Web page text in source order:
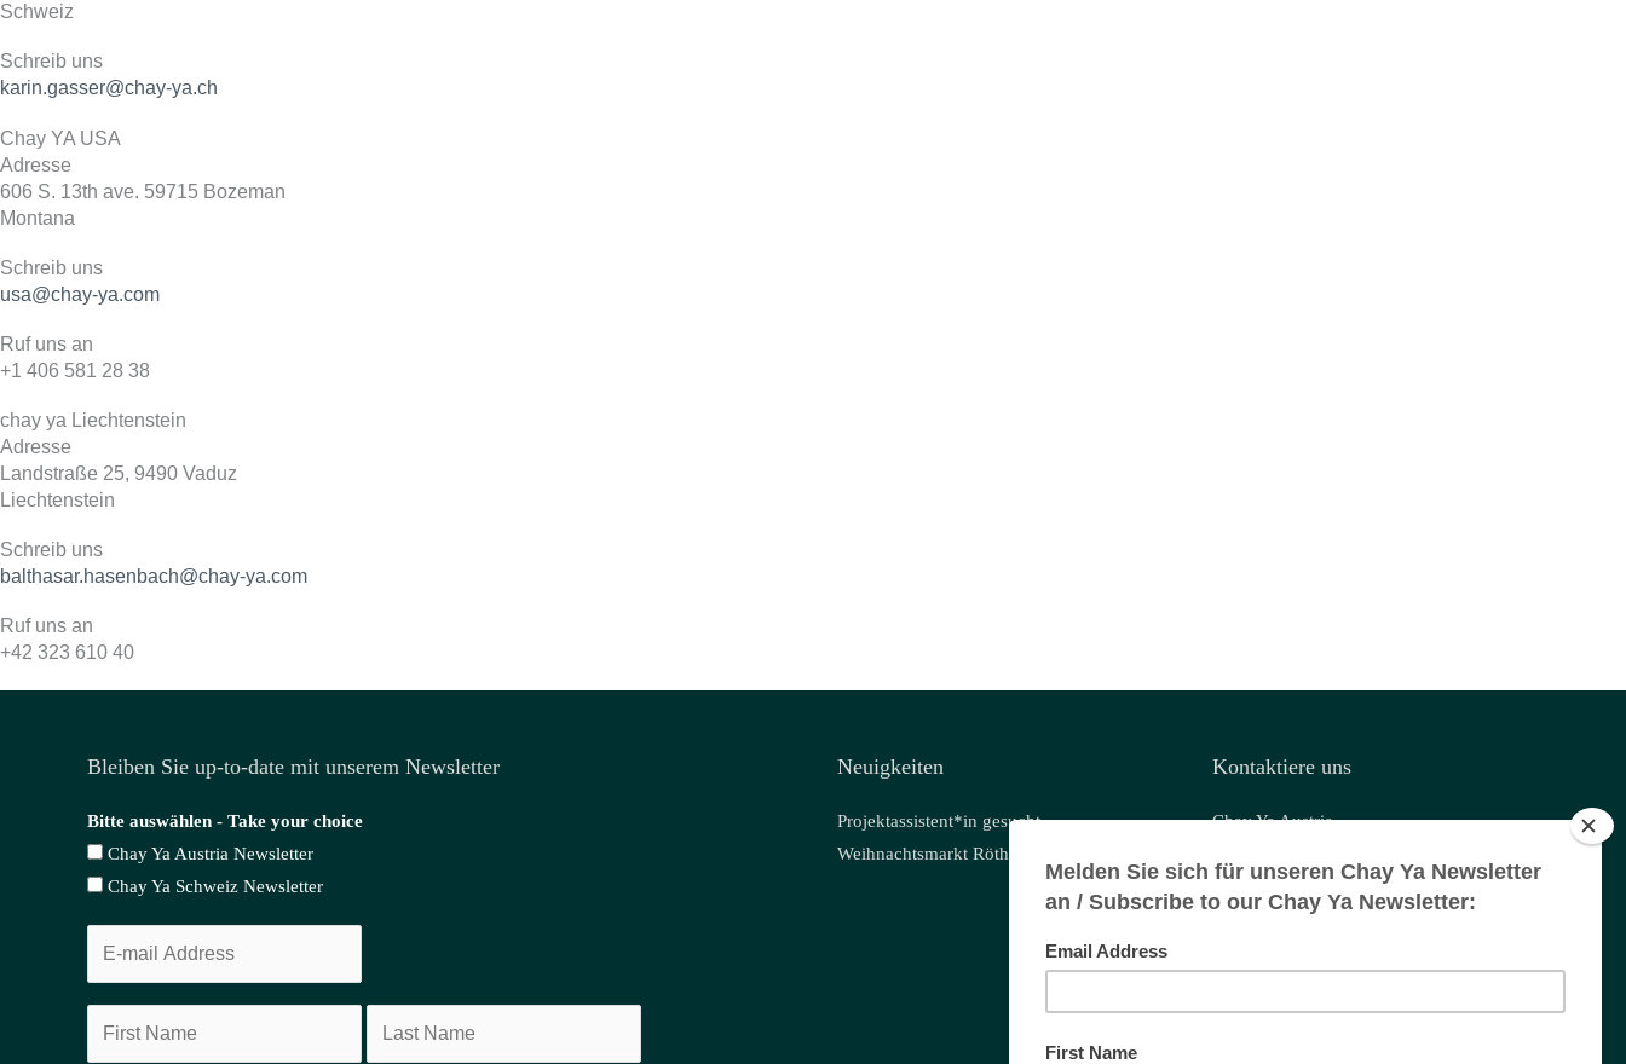
Schweiz
Schreib uns
karin.gasser@chay-ya.ch
Chay YA USA
Adresse
606 S. 13th ave. 59715 Bozeman
Montana
Schreib uns
usa@chay-ya.com
Ruf uns an
+1 406 581 28 38
chay ya Liechtenstein
Adresse
Landstraße 25, 9490 Vaduz
Liechtenstein
Schreib uns
balthasar.hasenbach@chay-ya.com
Ruf uns an
+42 323 610 40
Bleiben Sie up-to-date mit unserem Newsletter
Bitte auswählen - Take your choice
Chay Ya Austria Newsletter
Chay Ya Schweiz Newsletter
Neuigkeiten
Projektassistent*in gesucht
Weihnachtsmarkt Röthis – 29.11.2025
Kontaktiere uns
Chay Ya Austria
Chay Ya Liechtenstein